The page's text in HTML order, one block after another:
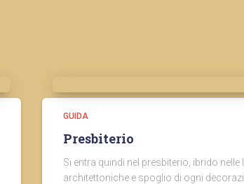
GUIDA
Presbiterio
Si entra quindi nel presbiterio, ibrido nelle
architettoniche e spoglio di ogni